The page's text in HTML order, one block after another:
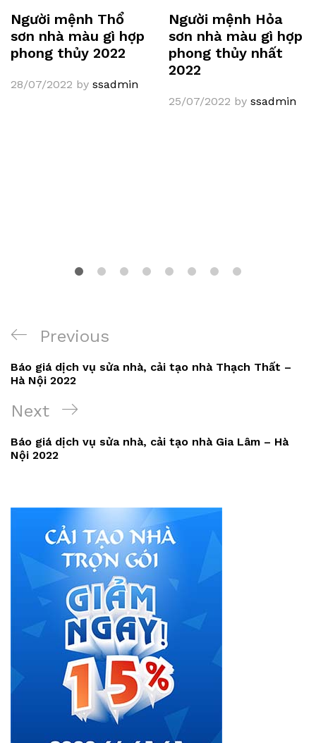
Người mệnh Thổ
sơn nhà màu gì hợp
phong thủy 2022
28/07/2022 by ssadmin
Người mệnh Hỏa
sơn nhà màu gì hợp
phong thủy nhất
2022
25/07/2022 by ssadmin
Điều
hướng
bài
viết
Previous
Post
Previous
Báo giá dịch vụ sửa nhà, cải tạo nhà Thạch Thất –
Hà Nội 2022
Next
Post
Next
Báo giá dịch vụ sửa nhà, cải tạo nhà Gia Lâm – Hà
Nội 2022